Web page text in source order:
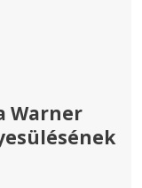
Warner